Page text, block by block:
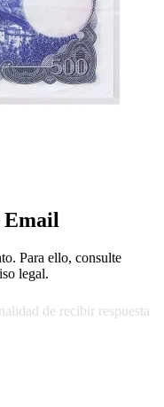
Email
Para ello, consulte
legal.
de recibir respuesta